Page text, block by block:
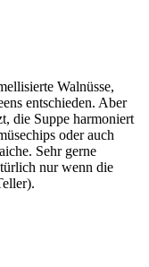
Walnüsse,
entschieden. Aber
die Suppe harmoniert
oder auch
Sehr gerne
nur wenn die